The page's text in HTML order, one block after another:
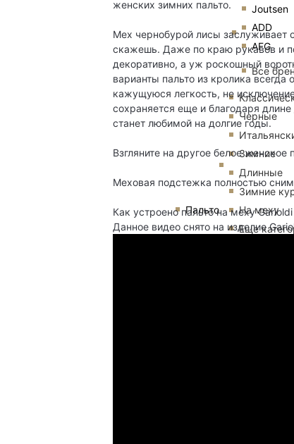
Joutsen
ADD
AFG
Все
Пальто
Черные
Зимние
Длинные
Зимние
На меху
Еще
женских зимних пальто.
Мех чернобурой лисы заслуживает
скажешь. Даже по краю рукавов и
декоративно, а уж роскошный
варианты пальто из кролика
кажущуюся легкость, не
сохраняется еще и благодаря
станет любимой на долгие годы.
Взгляните на другое белое
Меховая подстежка полностью
Как устроено пальто на меху Garioldi
Данное видео снято на изделие